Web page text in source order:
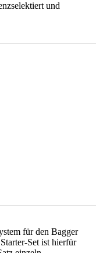
und
für den Bagger
Set ist hierfür